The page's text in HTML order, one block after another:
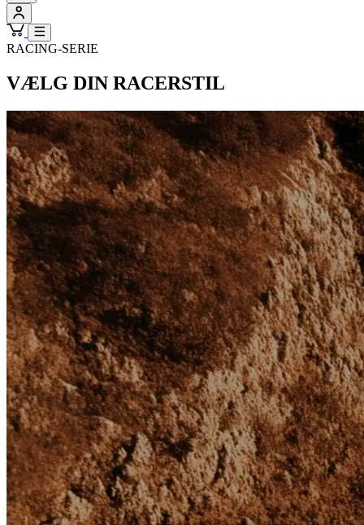
RACING-SERIE
VÆLG DIN RACERSTIL